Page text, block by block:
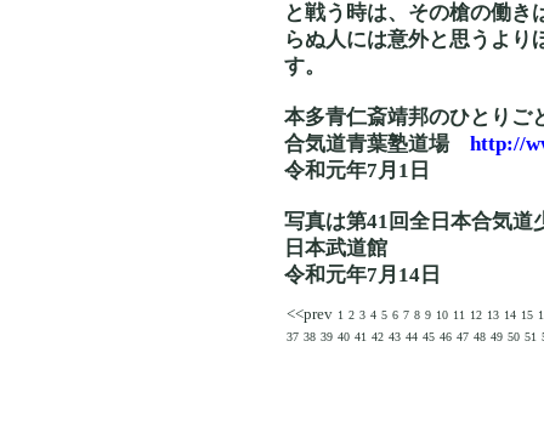
と戦う時は、その槍の働き
らぬ人には意外と思うより
す。
本多青仁斎靖邦のひとりご
合気道青葉塾道場 http://
令和元年7月1日
写真は第41回全日本合気道
日本武道館
令和元年7月14日
<<prev 1 2 3 4 5 6 7 8 9 10 11 12 13 14 15
37 38 39 40 41 42 43 44 45 46 47 48 49 50 51